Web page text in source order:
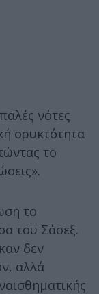
νότες
ορυκτότητα
το
το
του Σάσεξ.
δεν
αλλά